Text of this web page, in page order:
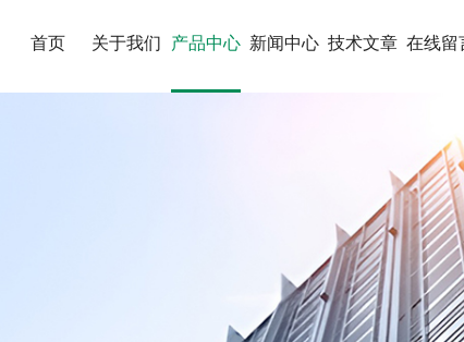
首页 关于我们 产品中心 新闻中心 技术文章 在线留